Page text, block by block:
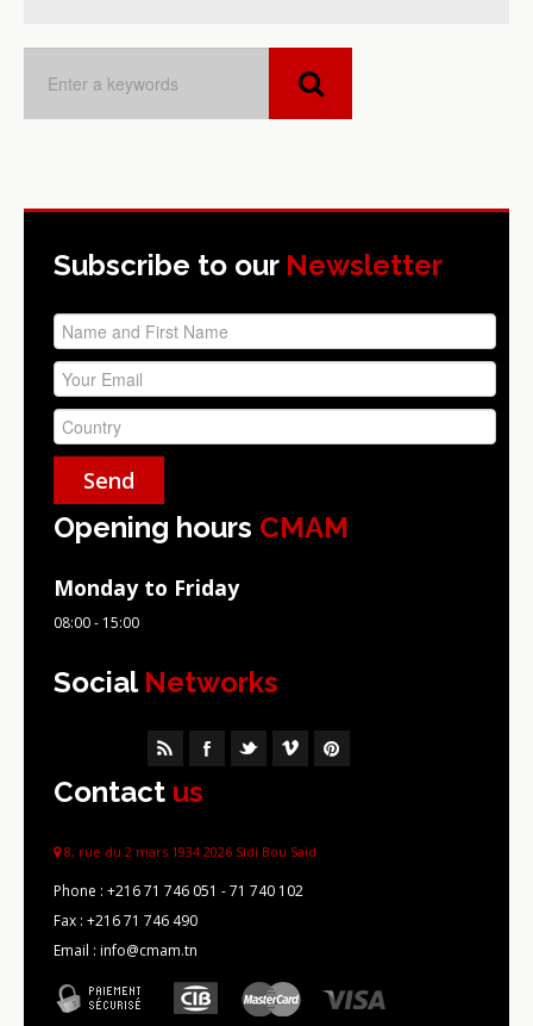
Subscribe to our Newsletter
Opening hours CMAM
Monday to Friday
08:00 - 15:00
Social Networks
Contact us
8, rue du 2 mars 1934 2026 Sidi Bou Saïd
Phone : +216 71 746 051 - 71 740 102
Fax : +216 71 746 490
Email : info@cmam.tn